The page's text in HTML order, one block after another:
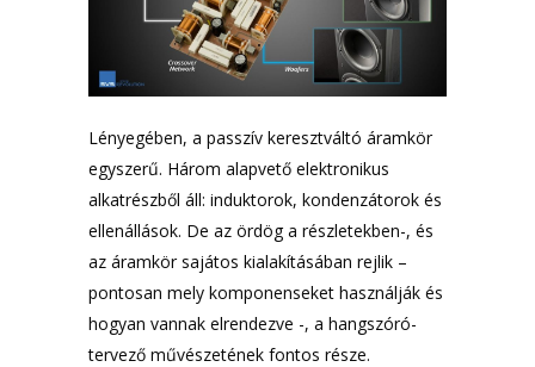
Lényegében, a passzív keresztváltó áramkör
egyszerű. Három alapvető elektronikus
alkatrészből áll: induktorok, kondenzátorok és
ellenállások. De az ördög a részletekben-, és
az áramkör sajátos kialakításában rejlik –
pontosan mely komponenseket használják és
hogyan vannak elrendezve -, a hangszóró-
tervező művészetének fontos része.